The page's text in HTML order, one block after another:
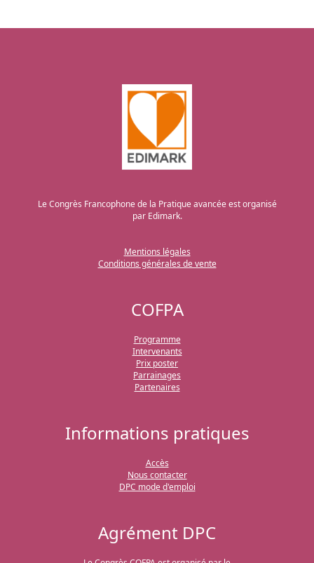
Le Congrès Francophone de la Pratique avancée est organisé
par Edimark.
Mentions légales
Conditions générales de vente
COFPA
Programme
Intervenants
Prix poster
Parrainages
Partenaires
Informations pratiques
Accès
Nous contacter
DPC mode d'emploi
Agrément DPC